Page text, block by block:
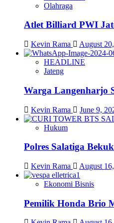
Olahraga
Atlet Billiard PWI
Kevin Rama August
HEADLINE
Jateng
Warga Langenharjo
Kevin Rama June 9,
Hukum
Polres Salatiga
Kevin Rama August
Ekonomi Bisnis
Pemilik Honda Brio